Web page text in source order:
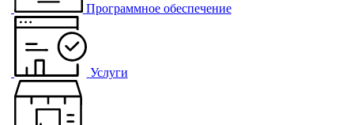
Программное обеспечение
Услуги